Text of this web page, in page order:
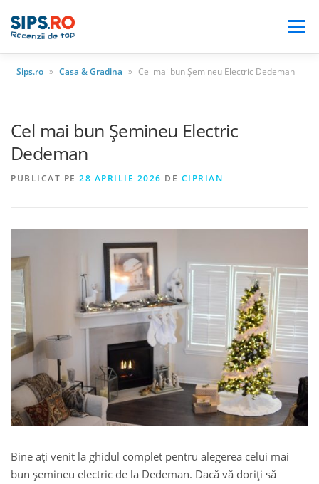
Meniu
CASA & GRADINA
ELECTRONICE ELECTROCASNICE
Sips.ro » Casa & Gradina » Cel mai bun Șemineu Electric Dedeman
Cel mai bun Șemineu Electric
Dedeman
PUBLICAT PE 28 APRILIE 2026 DE CIPRIAN
Bine ați venit la ghidul complet pentru alegerea celui mai
bun șemineu electric de la Dedeman. Dacă vă doriți să